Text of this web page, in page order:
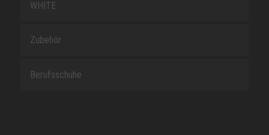
WHITE
Zubehör
Berufsschuhe